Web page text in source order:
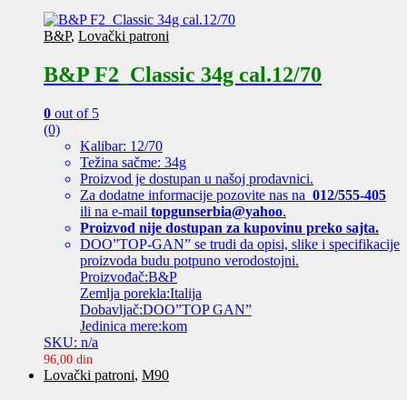
B&P, Lovački patroni
B&P F2_Classic 34g cal.12/70
0 out of 5
(0)
Kalibar: 12/70
Težina sačme: 34g
Proizvod je dostupan u našoj prodavnici.
Za dodatne informacije pozovite nas na 012/555-405
ili na e-mail topgunserbia@yahoo.
Proizvod nije dostupan za kupovinu preko sajta.
DOO”TOP-GAN” se trudi da opisi, slike i specifikacije
proizvoda budu potpuno verodostojni.
Proizvođač:B&P
Zemlja porekla:Italija
Dobavljač:DOO”TOP GAN”
Jedinica mere:kom
SKU: n/a
96,00 din
Lovački patroni, M90